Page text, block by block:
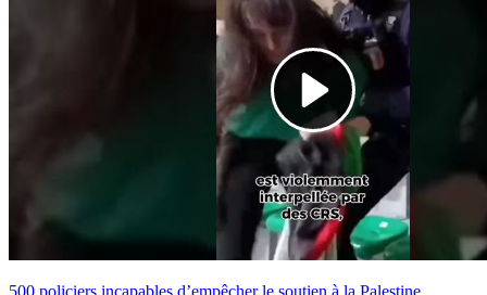
500 policiers incapables d’empêcher le soutien à la Palestine